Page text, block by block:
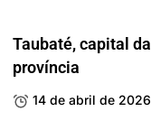
Taubaté, capital da
província
14 de abril de 2026